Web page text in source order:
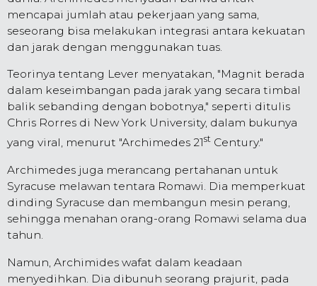
mencapai jumlah atau pekerjaan yang sama,
seseorang bisa melakukan integrasi antara kekuatan
dan jarak dengan menggunakan tuas.
Teorinya tentang Lever menyatakan, "Magnit berada
dalam keseimbangan pada jarak yang secara timbal
balik sebanding dengan bobotnya," seperti ditulis
Chris Rorres di New York University, dalam bukunya
yang viral, menurut "Archimedes 21st Century."
Archimedes juga merancang pertahanan untuk
Syracuse melawan tentara Romawi. Dia memperkuat
dinding Syracuse dan membangun mesin perang,
sehingga menahan orang-orang Romawi selama dua
tahun.
Namun, Archimides wafat dalam keadaan
menyedihkan. Dia dibunuh seorang prajurit, pada